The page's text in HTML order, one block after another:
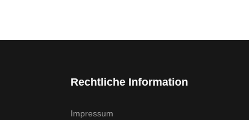
Rechtliche Information
Impressum